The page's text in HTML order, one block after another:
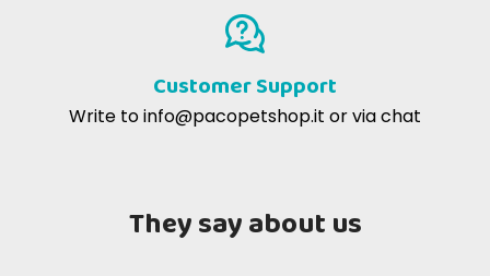
Customer Support
Write toinfo@pacopetshop.it or via chat
They say about us